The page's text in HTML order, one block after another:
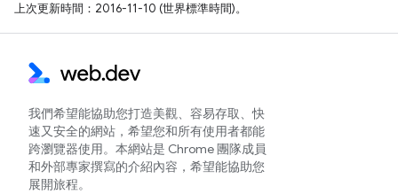
上次更新時間：2016-11-10 (世界標準時間)。
我們希望能協助您打造美觀、容易存取、快
速又安全的網站，希望您和所有使用者都能
跨瀏覽器使用。本網站是 Chrome 團隊成員
和外部專家撰寫的介紹內容，希望能協助您
展開旅程。